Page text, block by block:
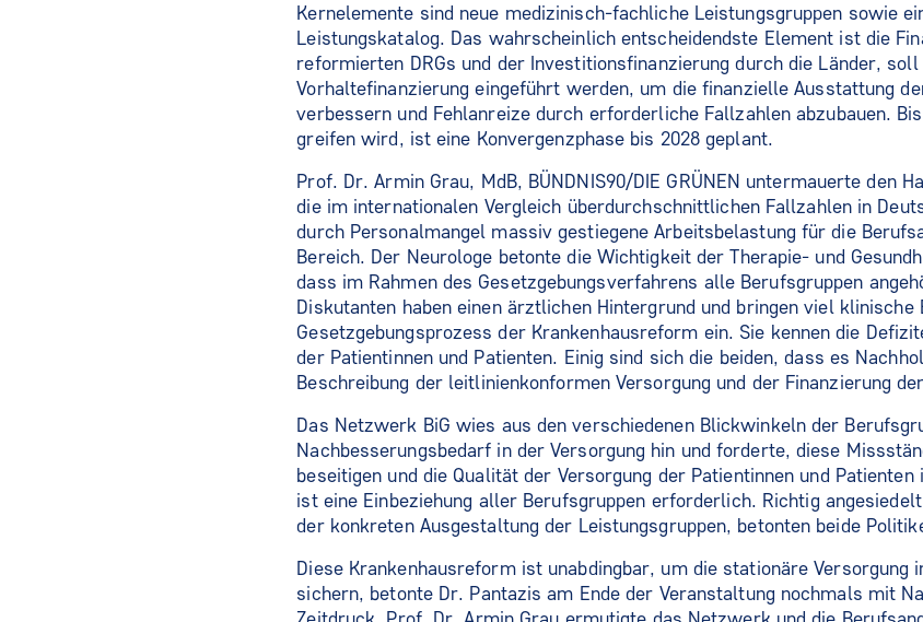
Kernelemente sind neue medizinisch-fachliche Leistungsgruppen sowie
Leistungskatalog. Das wahrscheinlich entscheidendste Element ist die
reformierten DRGs und der Investitionsfinanzierung durch die Länder,
Vorhaltefinanzierung eingeführt werden, um die finanzielle Ausstattung
verbessern und Fehlanreize durch erforderliche Fallzahlen abzubauen.
greifen wird, ist eine Konvergenzphase bis 2028 geplant.
Prof. Dr. Armin Grau, MdB, BÜNDNIS90/DIE GRÜNEN untermauerte den
die im internationalen Vergleich überdurchschnittlichen Fallzahlen in
durch Personalmangel massiv gestiegene Arbeitsbelastung für die
Bereich. Der Neurologe betonte die Wichtigkeit der Therapie- und
dass im Rahmen des Gesetzgebungsverfahrens alle Berufsgruppen
Diskutanten haben einen ärztlichen Hintergrund und bringen viel klinische
Gesetzgebungsprozess der Krankenhausreform ein. Sie kennen die
der Patientinnen und Patienten. Einig sind sich die beiden, dass es
Beschreibung der leitlinienkonformen Versorgung und der Finanzierung
Das Netzwerk BiG wies aus den verschiedenen Blickwinkeln der
Nachbesserungsbedarf in der Versorgung hin und forderte, diese
beseitigen und die Qualität der Versorgung der Patientinnen und
ist eine Einbeziehung aller Berufsgruppen erforderlich. Richtig
der konkreten Ausgestaltung der Leistungsgruppen, betonten beide
Diese Krankenhausreform ist unabdingbar, um die stationäre Versorgung
sichern, betonte Dr. Pantazis am Ende der Veranstaltung nochmals mit